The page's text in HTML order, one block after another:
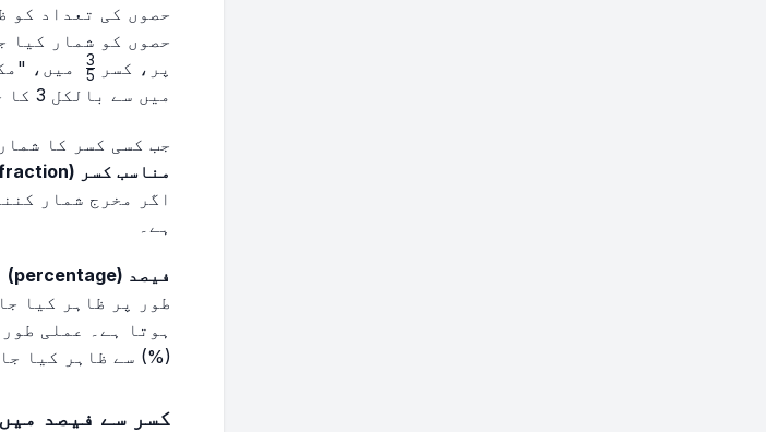
حصوں کی تعداد کو
حصوں کو شمار کیا
پر، کسر
\frac{3}
{5}
5
3
میں سے بالکل 3 کا جائزہ لے رہے ہیں۔
جب کسی کسر کا
مناسب کسر (improper fraction)
اگر مخرج شمار
ہے۔
فیصد (percentage)
ہوتا ہے۔ عملی
(%) سے ظاہر کیا
کسر سے فیصد